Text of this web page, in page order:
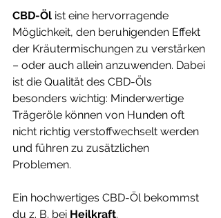
CBD-Öl ist eine hervorragende
Möglichkeit, den beruhigenden Effekt
der Kräutermischungen zu verstärken
– oder auch allein anzuwenden. Dabei
ist die Qualität des CBD-Öls
besonders wichtig: Minderwertige
Trägeröle können von Hunden oft
nicht richtig verstoffwechselt werden
und führen zu zusätzlichen
Problemen.
Ein hochwertiges CBD-Öl bekommst
du z. B. bei Heilkraft.